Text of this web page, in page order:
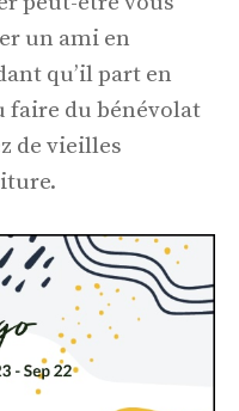
un ami en
qu’il part en
faire du bénévolat
de vieilles